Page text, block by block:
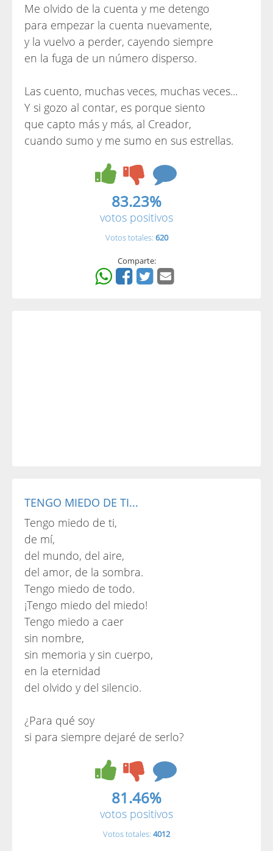
Me olvido de la cuenta y me detengo
para empezar la cuenta nuevamente,
y la vuelvo a perder, cayendo siempre
en la fuga de un número disperso.
Las cuento, muchas veces, muchas veces...
Y si gozo al contar, es porque siento
que capto más y más, al Creador,
cuando sumo y me sumo en sus estrellas.
83.23%
votos positivos
Votos totales: 620
Comparte:
TENGO MIEDO DE TI...
Tengo miedo de ti,
de mí,
del mundo, del aire,
del amor, de la sombra.
Tengo miedo de todo.
¡Tengo miedo del miedo!
Tengo miedo a caer
sin nombre,
sin memoria y sin cuerpo,
en la eternidad
del olvido y del silencio.
¿Para qué soy
si para siempre dejaré de serlo?
81.46%
votos positivos
Votos totales: 4012